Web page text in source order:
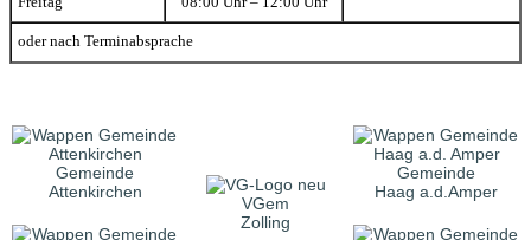
oder nach Terminabsprache
Gemeinde
Attenkirchen
VGem
Zolling
Gemeinde
Haag a.d.Amper